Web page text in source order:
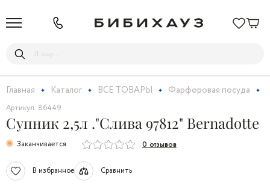
Главная Каталог ВСЕ ТОВАРЫ Фарфоровая посуда
Артикул: 86449
Супник 2,5л ."Слива 97812" Bernadotte
Заканчивается 0 отзывов
В избранное Сравнить